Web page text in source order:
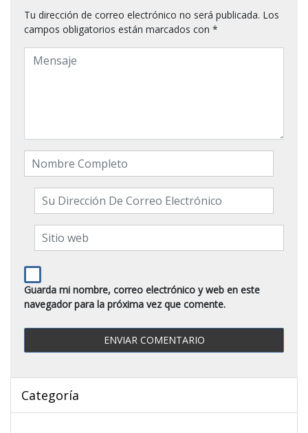
Tu dirección de correo electrónico no será publicada. Los
campos obligatorios están marcados con *
Guarda mi nombre, correo electrónico y web en este
navegador para la próxima vez que comente.
Categoría